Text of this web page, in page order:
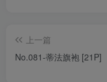
上一篇
No.081-蒂法旗袍 [21P]